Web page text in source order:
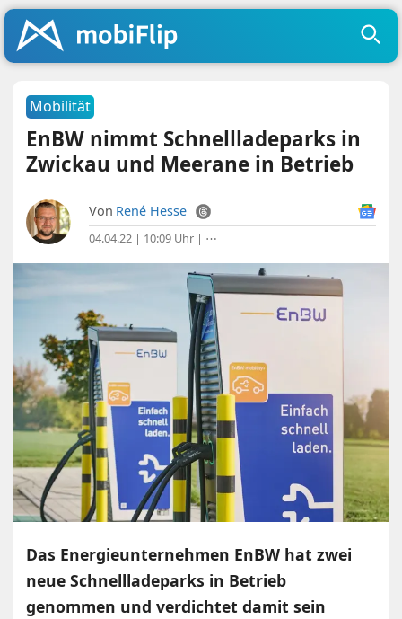
Mobilität
EnBW nimmt Schnellladeparks in
Zwickau und Meerane in Betrieb
Von René Hesse
04.04.22 | 10:09 Uhr | ⋯
Das Energieunternehmen EnBW hat zwei
neue Schnellladeparks in Betrieb
genommen und verdichtet damit sein